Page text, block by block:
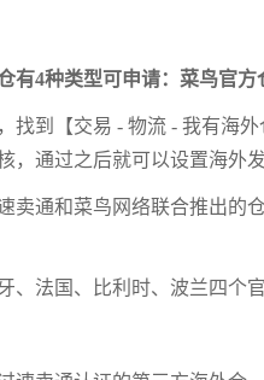
有4种类型可申请：菜鸟官
找到【交易 - 物流 - 我有海
，通过之后就可以设置海外发
卖通和菜鸟网络联合推出的
、法国、比利时、波兰四个